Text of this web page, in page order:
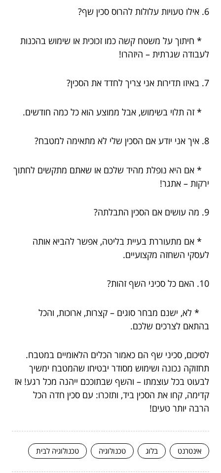
6. אילו טעויות עלולות להרוס סכין שף?
* חיתוך על משטח קשה כמו זכוכית או שימוש בהכנות
לעבודה שגרתית – היזהרו!
7. באיזו תדירות אני צריך לחדד את הסכין?
* זה תלוי בשימוש, אבל ממוצע הוא כל כמה חודשים.
8. איך אני יודע אם הסכין שלי לא מתאימה למטבח?
* אם היא נופלת מהיד שלכם או שאתם מתקשים לחתוך
ירקות – אתגר!
9. מה עושים אם הסכין התבלתה?
* אם מתעוררת בעיית בליטה, אפשר להביא אותה
לעסקי השחזה מקצועיים.
10. האם כל סכיני השף זהות?
* לא, ישנם מבחר סוגים – קצרות, ארוכות, והכל
בהתאם לצרכים שלכם.
לסיכום, סכיני שף הם כאמור הכלים הלאומיים במטבח.
תחזוקה נכונה ושימוש מסודר יבטיחו שהמטבח ימשיך
לבעוט בכל עוצמתו – והשף שבתוככם ייהנה מכל רגע! אז
קדימה, קחו את הסכין ביד, ותזכרו: עם סכין חדה הכל
הרבה יותר טעים!
אינטרנט בלוג טכנולוגיה טכנולוגיה לבית